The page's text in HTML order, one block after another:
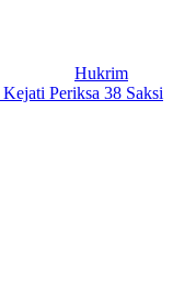
Hukrim
Periksa 38 Saksi